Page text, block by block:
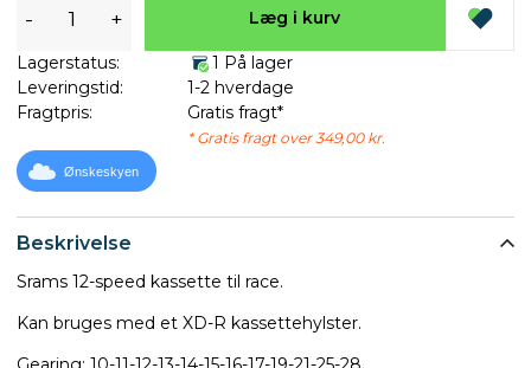
Beskrivelse
Srams 12-speed kassette til race.
Kan bruges med et XD-R kassettehylster.
- + Læg i kurv
Lagerstatus:
1 På lager
Leveringstid:
1-2 hverdage
Fragtpris:
Gratis fragt*
* Gratis fragt over 349,00 kr.
Ønskeskyen